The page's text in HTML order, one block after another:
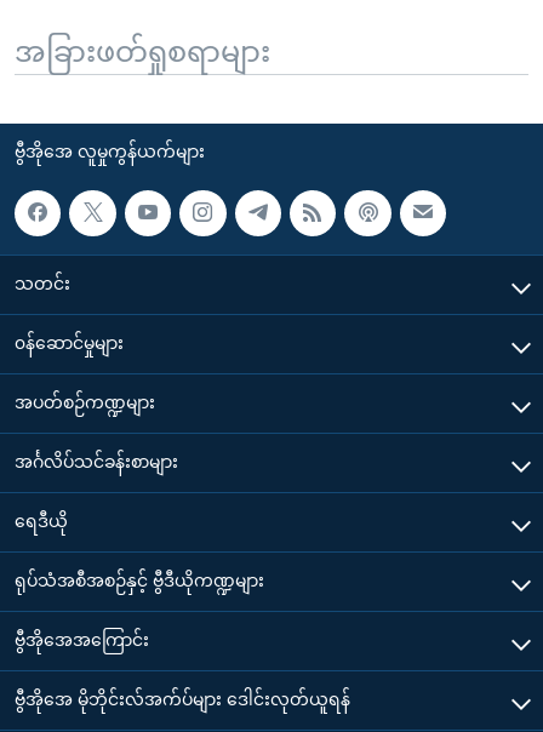
အခြားဖတ်ရှုစရာများ
ဗွီအိုအေ လူမှုကွန်ယက်များ
သတင်း
၀န်ဆောင်မှုများ
အပတ်စဉ်ကဏ္ဍများ
အင်္ဂလိပ်သင်ခန်းစာများ
ရေဒီယို
ရုပ်သံအစီအစဉ်နှင့် ဗွီဒီယိုကဏ္ဍများ
ဗွီအိုအေအကြောင်း
ဗွီအိုအေ မိုဘိုင်းလ်အက်ပ်များ ဒေါင်းလုတ်ယူရန်